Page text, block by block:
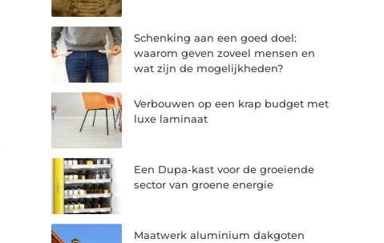
Schenking aan een goed doel:
waarom geven zoveel mensen en
wat zijn de mogelijkheden?
Verbouwen op een krap budget met
luxe laminaat
Een Dupa-kast voor de groeiende
sector van groene energie
Maatwerk aluminium dakgoten